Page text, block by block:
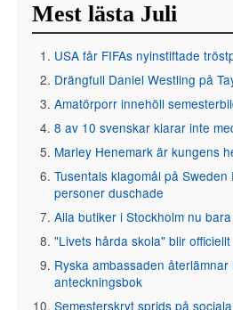
Mest lästa Juli
USA får FIFAs nyinstiftade
Drängfull Daniel Westling på
Amatörporr innehöll
8 av 10 svenskar klarar inte
Marley Henemark är kungens
Tusentals klagomål på Sweden
personer duschade
Alla butiker i Stockholm nu
"Livets hårda skola" blir
Ryska ambassaden
anteckningsbok
Semesterskryt sprids på